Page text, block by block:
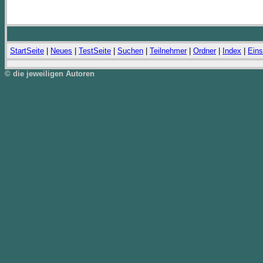
StartSeite Neues TestSeite Suchen Teilnehmer| Ordner| Index
© die jeweiligen Autoren